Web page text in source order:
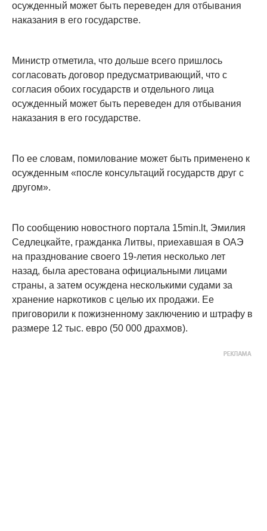
осужденный может быть переведен для отбывания
наказания в его государстве.
Министр отметила, что дольше всего пришлось
согласовать договор предусматривающий, что с
согласия обоих государств и отдельного лица
осужденный может быть переведен для отбывания
наказания в его государстве.
По ее словам, помилование может быть применено к
осужденным «после консультаций государств друг с
другом».
По сообщению новостного портала 15min.lt, Эмилия
Седлецкайте, гражданка Литвы, приехавшая в ОАЭ
на празднование своего 19-летия несколько лет
назад, была арестована официальными лицами
страны, а затем осуждена несколькими судами за
хранение наркотиков с целью их продажи. Ее
приговорили к пожизненному заключению и штрафу в
размере 12 тыс. евро (50 000 драхмов).